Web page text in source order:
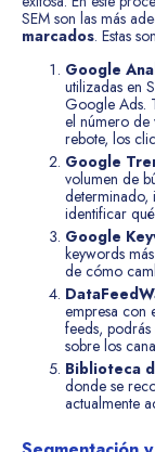
SEM son las más
marcados. Estas
Google
utilizadas en
Google Ads.
el número de
rebote, los
Google
volumen de
determinado,
identificar
Google
keywords
de cómo
empresa con
feeds,
sobre los
Biblioteca
donde se
actualmente